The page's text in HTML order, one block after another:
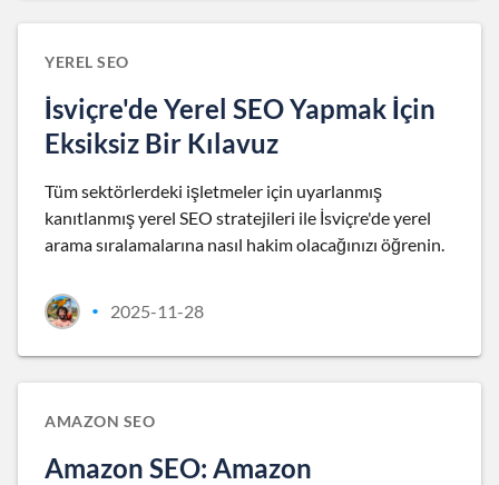
YEREL SEO
İsviçre'de Yerel SEO Yapmak İçin
Eksiksiz Bir Kılavuz
Tüm sektörlerdeki işletmeler için uyarlanmış
kanıtlanmış yerel SEO stratejileri ile İsviçre'de yerel
arama sıralamalarına nasıl hakim olacağınızı öğrenin.
• 2025-11-28
AMAZON SEO
Amazon SEO: Amazon